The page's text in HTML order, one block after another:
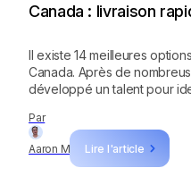
Par
Aaron M Lire l'article
Canada : livraison
Il existe 14 meilleures
Canada. Après de
développé un talent pour